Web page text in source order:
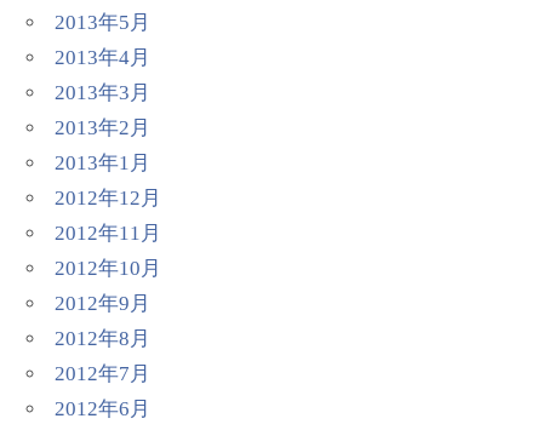
2013年5月
2013年4月
2013年3月
2013年2月
2013年1月
2012年12月
2012年11月
2012年10月
2012年9月
2012年8月
2012年7月
2012年6月